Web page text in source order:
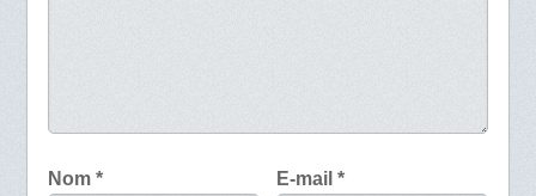
Nom * E-mail*